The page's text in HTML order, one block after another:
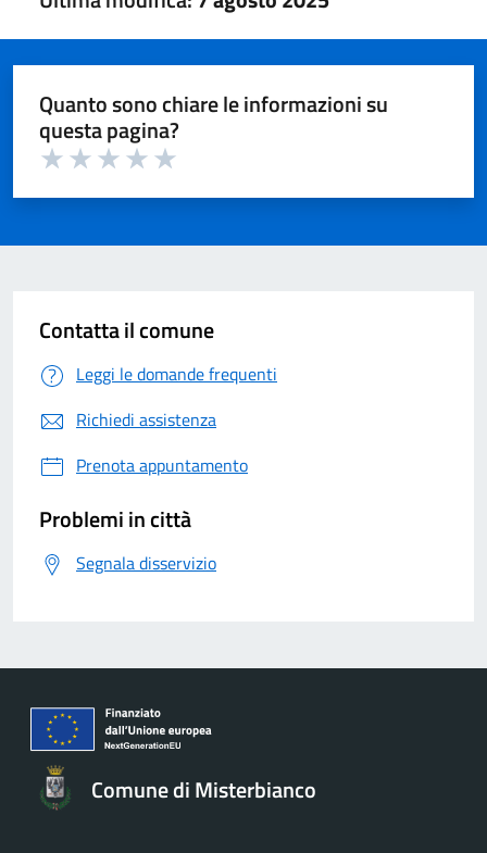
Quanto sono chiare le informazioni su
questa pagina?
Contatta il comune
Leggi le domande frequenti
Richiedi assistenza
Prenota appuntamento
Problemi in città
Segnala disservizio
Comune di Misterbianco